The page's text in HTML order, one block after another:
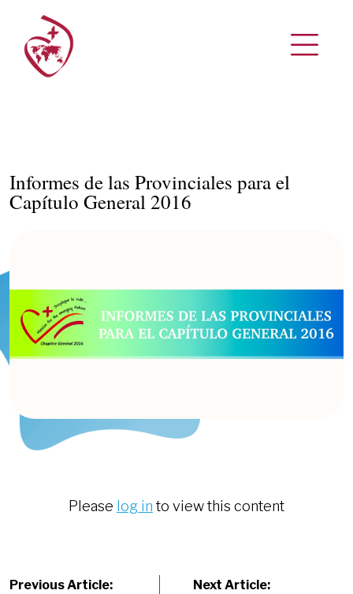
Informes de las Provinciales para el
Capítulo General 2016
Please log in to view this content
Previous Article: Next Article: